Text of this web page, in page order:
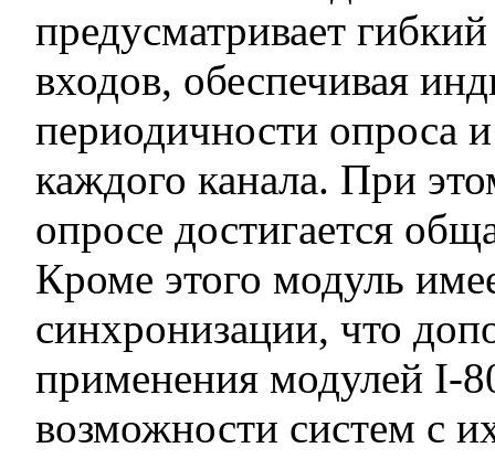
предусматривает
входов, обеспечивая
периодичности опроса
каждого канала. При
опросе достигается
Кроме этого модуль
синхронизации, что
применения модулей I-
возможности систем с